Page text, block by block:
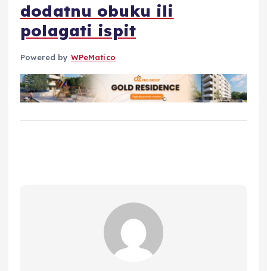
dodatnu obuku ili
polagati ispit
Powered by WPeMatico